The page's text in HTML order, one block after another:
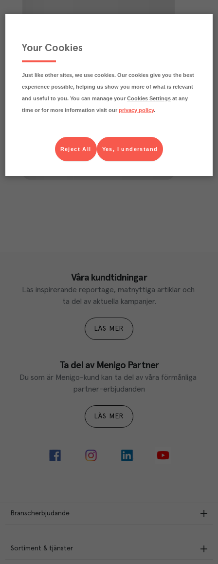
Våra kundtidningar
Läs inspirerande reportage, matnyttiga artiklar och
ta del av aktuella kampanjer.
LÄS MER
Ta del av Menigo Partner
Du som är Menigo-kund kan ta del av våra förmånliga
partner-erbjudanden
LÄS MER
Branscherbjudande
Sortiment & tjänster
Your Cookies
Just like other sites, we use cookies. Our cookies give you the best
experience possible, helping us show you more of what is relevant
and useful to you. You can manage yourCookies Settings at any
time or for more information visit ourprivacy policy.
Yes, I understand
Reject All